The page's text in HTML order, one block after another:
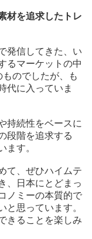
材を追求したトレ
信してきた、い
るマーケットの中
のでしたが、も
代に入っていま
持続性をベースに
段階を追求する
ます。
て、ぜひハイムテ
、日本にとどまっ
ノミーの本質的で
と思っています。
きることを楽しみ